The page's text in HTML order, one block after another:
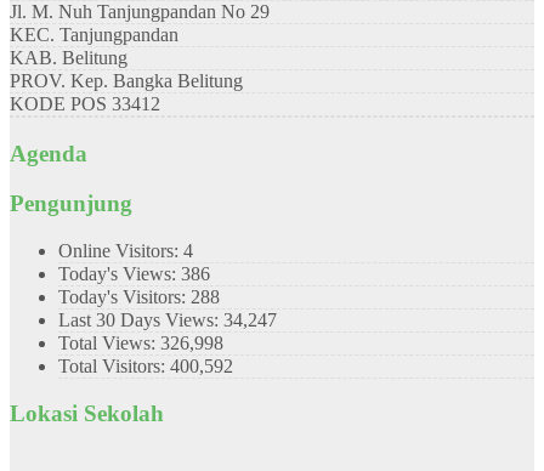
Jl. M. Nuh Tanjungpandan No 29
KEC. Tanjungpandan
KAB. Belitung
PROV. Kep. Bangka Belitung
KODE POS 33412
Agenda
Pengunjung
Online Visitors: 4
Today's Views: 386
Today's Visitors: 288
Last 30 Days Views: 34,247
Total Views: 326,998
Total Visitors: 400,592
Lokasi Sekolah